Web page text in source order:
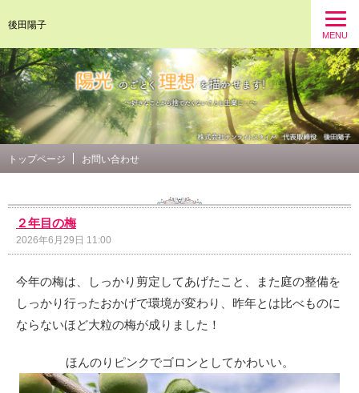
後田陽子
MENU
トップページ お問い合わせ
２年目の梅
2026年6月29日 11:00
今年の梅は、しっかり剪定してあげたこと、また庭の整備を
しっかり行ったおかげで環境が変わり、昨年とは比べものに
ならないほど大粒の梅が成りました！
ほんのりピンクでゴロンとしてかわいい。